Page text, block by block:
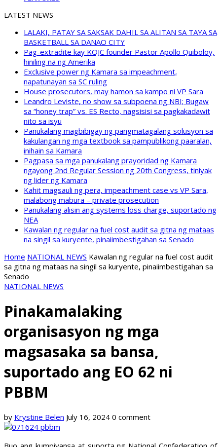
LATEST NEWS
LALAKI, PATAY SA SAKSAK DAHIL SA ALITAN SA TAYA SA
BASKETBALL SA DANAO CITY
Pag-extradite kay KOJC founder Pastor Apollo Quiboloy,
hiniling na ng Amerika
Exclusive power ng Kamara sa impeachment,
napatunayan sa SC ruling
House prosecutors, may hamon sa kampo ni VP Sara
Leandro Leviste, no show sa subpoena ng NBI; Bugaw
sa “honey trap” vs. ES Recto, nagsisisi sa pagkakadawit
nito sa isyu
Panukalang magbibigay ng pangmatagalang solusyon sa
kakulangan ng mga textbook sa pampublikong paaralan,
inihain sa Kamara
Pagpasa sa mga panukalang prayoridad ng Kamara
ngayong 2nd Regular Session ng 20th Congress, tiniyak
ng lider ng Kamara
Kahit magsauli ng pera, impeachment case vs VP Sara,
malabong mabura – private prosecution
Panukalang alisin ang systems loss charge, suportado ng
NEA
Kawalan ng regular na fuel cost audit sa gitna ng mataas
na singil sa kuryente, pinaiimbestigahan sa Senado
Home NATIONAL NEWS Kawalan ng regular na fuel cost audit
sa gitna ng mataas na singil sa kuryente, pinaiimbestigahan sa
Senado
NATIONAL NEWS
Pinakamalaking
organisasyon ng mga
magsasaka sa bansa,
suportado ang EO 62 ni
PBBM
by Krystine Belen July 16, 2024 0 comment